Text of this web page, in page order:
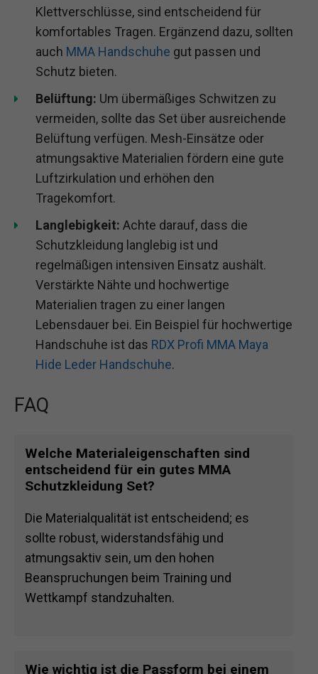
Klettverschlüsse, sind entscheidend für
komfortables Tragen. Ergänzend dazu, sollten
auch MMA Handschuhe gut passen und
Schutz bieten.
Belüftung: Um übermäßiges Schwitzen zu
vermeiden, sollte das Set über ausreichende
Belüftung verfügen. Mesh-Einsätze oder
atmungsaktive Materialien fördern eine gute
Luftzirkulation und erhöhen den
Tragekomfort.
Langlebigkeit: Achte darauf, dass die
Schutzkleidung langlebig ist und
regelmäßigen intensiven Einsatz aushält.
Verstärkte Nähte und hochwertige
Materialien tragen zu einer langen
Lebensdauer bei. Ein Beispiel für hochwertige
Handschuhe ist das RDX Profi MMA Maya
Hide Leder Handschuhe.
FAQ
Welche Materialeigenschaften sind
entscheidend für ein gutes MMA
Schutzkleidung Set?
Die Materialqualität ist entscheidend; es
sollte robust, widerstandsfähig und
atmungsaktiv sein, um den hohen
Beanspruchungen beim Training und
Wettkampf standzuhalten.
Wie wichtig ist die Passform bei einem